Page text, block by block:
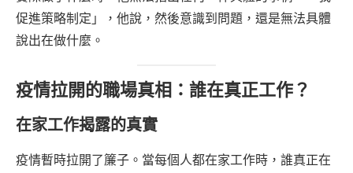
促進策略制定」，他說，然後意識到問題，還是無法具體
說出在做什麼。
疫情拉開的職場真相：誰在真正工作？
在家工作揭露的真實
疫情暫時拉開了簾子。當每個人都在家工作時，誰真正在